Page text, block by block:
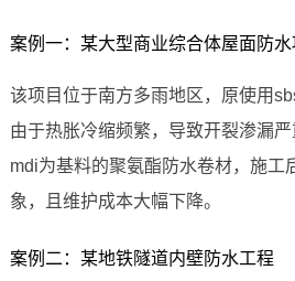
案例一：某大型商业综合体屋面防水
该项目位于南方多雨地区，原使用
由于热胀冷缩频繁，导致开裂渗漏
mdi为基料的聚氨酯防水卷材，施工
象，且维护成本大幅下降。
案例二：某地铁隧道内壁防水工程